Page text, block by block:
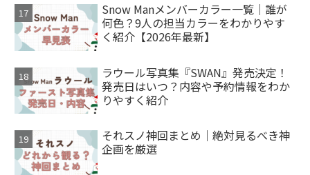
Snow Manメンバーカラー一覧｜誰が
何色？9人の担当カラーをわかりやす
く紹介【2026年最新】
ラウール写真集『SWAN』発売決定！
発売日はいつ？内容や予約情報をわか
りやすく紹介
それスノ神回まとめ｜絶対見るべき神
企画を厳選